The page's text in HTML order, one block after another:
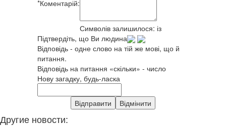
*Коментарій:
Символів залишилося: із
Підтвердіть, що Ви людина
Відповідь - одне слово на тій же мові, що й
питання.
Відповідь на питання «скільки» - число
Нову загадку, будь-ласка
Другие новости: